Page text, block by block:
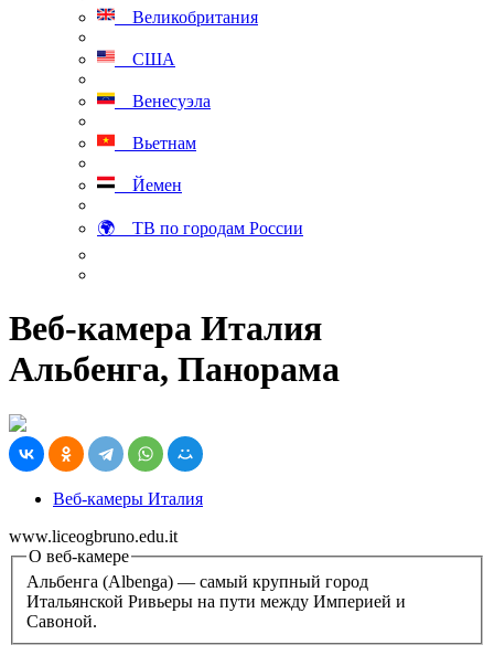
Великобритания
США
Венесуэла
Вьетнам
Йемен
🌍 ТВ по городам России
Веб-камера Италия
Альбенга, Панорама
Веб-камеры Италия
www.liceogbruno.edu.it
О веб-камере
Альбенга (Albenga) — самый крупный город
Итальянской Ривьеры на пути между Империей и
Савоной.